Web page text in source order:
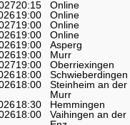
20:15
Online
19:00
Online
19:00
Online
19:00
Online
19:00
Asperg
19:00
Murr
19:00
Oberriexingen
18:00
Schwieberdingen
18:00
Steinheim an der
Murr
18:30
Hemmingen
18:00
Vaihingen an der